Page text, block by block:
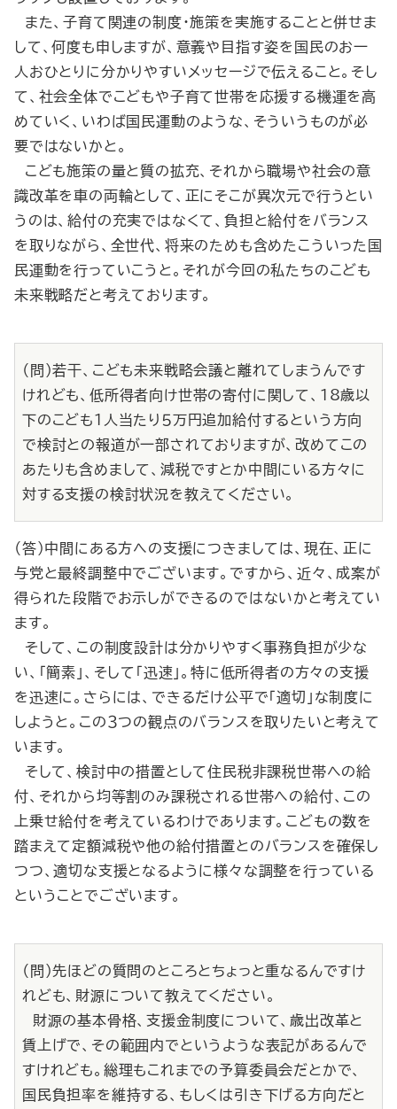
また、子育て関連の制度・施策を実施することと併せま
して、何度も申しますが、意義や目指す姿を国民のお一
人おひとりに分かりやすいメッセージで伝えること。そし
て、社会全体でこどもや子育て世帯を応援する機運を高
めていく、いわば国民運動のような、そういうものが必
要ではないかと。
こども施策の量と質の拡充、それから職場や社会の意
識改革を車の両輪として、正にそこが異次元で行うとい
うのは、給付の充実ではなくて、負担と給付をバランス
を取りながら、全世代、将来のためも含めたこういった国
民運動を行っていこうと。それが今回の私たちのこども
未来戦略だと考えております。
（問）若干、こども未来戦略会議と離れてしまうんです
けれども、低所得者向け世帯の寄付に関して、18歳以
下のこども１人当たり５万円追加給付するという方向
で検討との報道が一部されておりますが、改めてこの
あたりも含めまして、減税ですとか中間にいる方々に
対する支援の検討状況を教えてください。
（答）中間にある方への支援につきましては、現在、正に
与党と最終調整中でございます。ですから、近々、成案が
得られた段階でお示しができるのではないかと考えてい
ます。
そして、この制度設計は分かりやすく事務負担が少な
い、「簡素」、そして「迅速」。特に低所得者の方々の支援
を迅速に。さらには、できるだけ公平で「適切」な制度に
しようと。この３つの観点のバランスを取りたいと考えて
います。
そして、検討中の措置として住民税非課税世帯への給
付、それから均等割のみ課税される世帯への給付、この
上乗せ給付を考えているわけであります。こどもの数を
踏まえて定額減税や他の給付措置とのバランスを確保し
つつ、適切な支援となるように様々な調整を行っている
ということでございます。
（問）先ほどの質問のところとちょっと重なるんですけ
れども、財源について教えてください。
財源の基本骨格、支援金制度について、歳出改革と
賃上げで、その範囲内でというような表記があるんで
すけれども。総理もこれまでの予算委員会だとかで、
国民負担率を維持する、もしくは引き下げる方向だと